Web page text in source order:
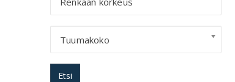
Tuumakoko
Etsi